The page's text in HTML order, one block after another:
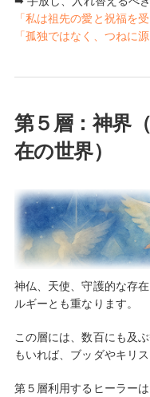
「私は祖先の愛と祝福を
「孤独ではなく、つねに
第５層：神界
在の世界）
神仏、天使、守護的な存
ルギーとも重なります。
この層には、数百にも及
もいれば、ブッダやキリ
第５層利用するヒーラー